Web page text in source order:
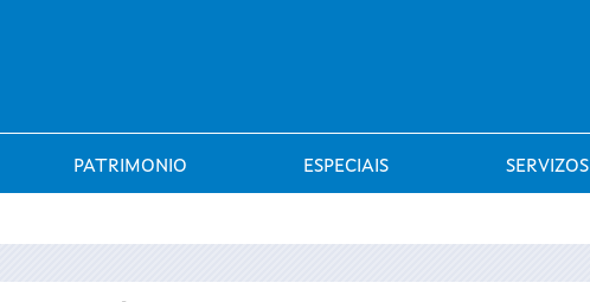
PATRIMONIO ESPECIAIS SERVIZOS